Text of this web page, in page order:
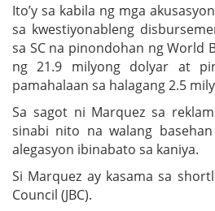
Ito’y sa kabila ng mga
sa kwestiyonableng
sa SC na pinondohan ng World
ng 21.9 milyong dolyar at
pamahalaan sa halagang 2.5
Sa sagot ni Marquez sa
sinabi nito na walang
alegasyon ibinabato sa kaniya.
Si Marquez ay kasama sa
Council (JBC).